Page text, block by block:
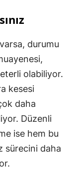
durumu
olabiliyor.
kesesi
daha
Düzenli
ise hem bu
sürecini daha